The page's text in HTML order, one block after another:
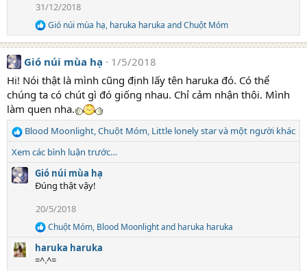
i
o
n
s
31/12/2018
R
e
a
c
t
i
o
n
s
:
Gió núi mùa hạ, haruka haruka andChuột Móm
Gió núi mùa hạ
1/5/2018
Hi! Nói thật là mình cũng định lấy tên haruka đó. Có thể
chúng ta có chút gì đó giống nhau. Chỉ cảm nhận thôi. Mình
làm quen nha.
R
e
c
t
Blood Moonlight,Chuột Móm, Little lonely starvà một người khác
Xem các bình luận trước…
Gió núi mùa hạ
Đúng thật vậy!
20/5/2018
R
e
a
c
Chuột Móm, Blood Moonlightand haruka haruka
haruka haruka
=^.^=